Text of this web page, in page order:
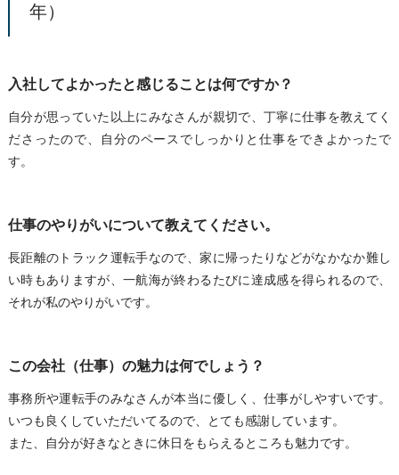
年）
入社してよかったと感じることは何ですか？
自分が思っていた以上にみなさんが親切で、丁寧に仕事を教えてく
ださったので、自分のペースでしっかりと仕事をできよかったで
す。
仕事のやりがいについて教えてください。
長距離のトラック運転手なので、家に帰ったりなどがなかなか難し
い時もありますが、一航海が終わるたびに達成感を得られるので、
それが私のやりがいです。
この会社（仕事）の魅力は何でしょう？
事務所や運転手のみなさんが本当に優しく、仕事がしやすいです。
いつも良くしていただいてるので、とても感謝しています。
また、自分が好きなときに休日をもらえるところも魅力です。